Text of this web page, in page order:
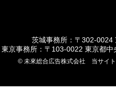
茨城事務所：〒302-0024
東京事務所：〒103-0022 東京都
© 未來総合広告株式会社 当サイ